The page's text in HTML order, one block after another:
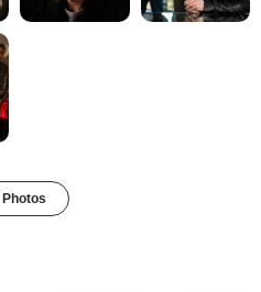
Photos